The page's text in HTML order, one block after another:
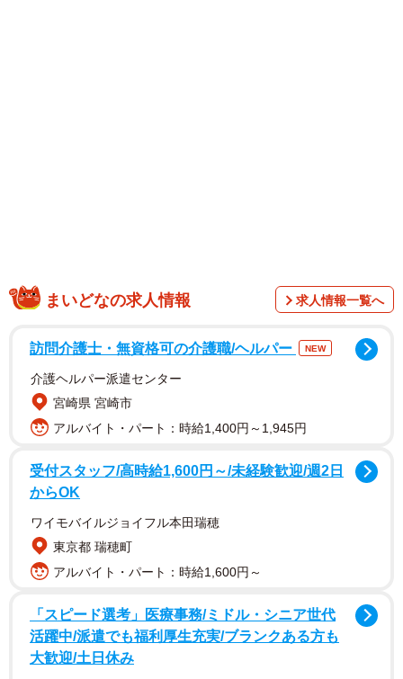
まいどなの求人情報 求人情報一覧へ
訪問介護士・無資格可の介護職/ヘルパー NEW
介護ヘルパー派遣センター
宮崎県 宮崎市
アルバイト・パート：時給1,400円～1,945円
受付スタッフ/高時給1,600円～/未経験歓迎/週2日
からOK
ワイモバイルジョイフル本田瑞穂
東京都 瑞穂町
アルバイト・パート：時給1,600円～
「スピード選考」医療事務/ミドル・シニア世代
活躍中/派遣でも福利厚生充実/ブランクある方も
大歓迎/土日休み